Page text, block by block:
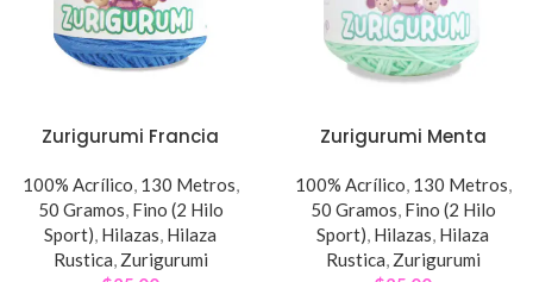
Zurigurumi Francia
100% Acrílico, 130 Metros,
50 Gramos, Fino (2 Hilo
Sport), Hilazas, Hilaza
Rustica, Zurigurumi
Zurigurumi Menta
100% Acrílico, 130 Metros,
50 Gramos, Fino (2 Hilo
Sport), Hilazas, Hilaza
Rustica, Zurigurumi